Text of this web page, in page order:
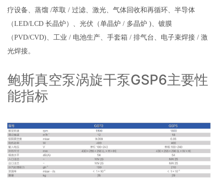
疗设备、蒸馏 /萃取 / 过滤、激光、气体回收和再循环、半导体
（LED/LCD 长晶炉）、光伏（单晶炉 / 多晶炉 )、镀膜
（PVD/CVD)、工业 / 电池生产、手套箱 / 排气台、电子束焊接 / 激
光焊接。
鲍斯真空泵涡旋干泵GSP6主要性
能指标